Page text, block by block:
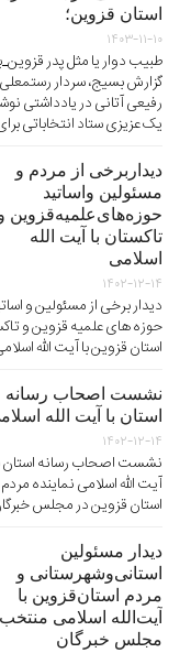
استان قزوین؛
۱۴۰۳-۱۱-۱۰
طبیب دوار یا مثل پدر
گزارش بسیج، سردار رستمعلی
رفیعی آتانی در یادداشتی
یک عزیزی ستاد انتخاباتی
دیداربرخی از مردم و
مسئولین واساتید
حوزه‌های‌علمیه‌قزوین
تاکستان با آیت الله
اسلامی
۱۴۰۲-۱۲-۱۴
دیدار برخی از مسئولین و
حوزه های علمیه قزوین و
استان قزوین با آیت الله
نشست اصحاب رسانه
استان با آیت الله
۱۴۰۲-۱۲-۱۴
نشست اصحاب رسانه استان
آیت الله اسلامی نماینده مردم
استان قزوین در مجلس
دیدار مسئولین
استانی‌وشهرستانی و
مردم‌ استان‌قزوین با
آیت‌الله‌ اسلامی منتخب
مجلس‌ خبرگان